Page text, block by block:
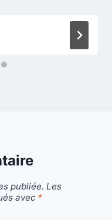
publiée. Les
avec *